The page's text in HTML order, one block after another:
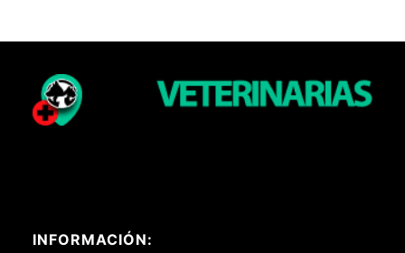
INFORMACIÓN: